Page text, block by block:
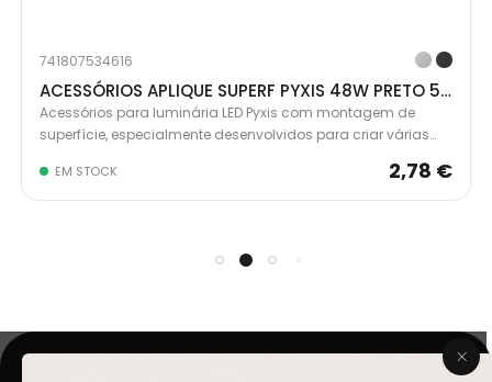
741807534616
ACESSÓRIOS APLIQUE SUPERF PYXIS 48W PRETO 5227417
Acessórios para luminária LED Pyxis com montagem de
superfície, especialmente desenvolvidos para criar várias
luminária original conforme as medidas desejadas,
oferecendo um design limpo e profissional com menos
EM STOCK 2,78 €